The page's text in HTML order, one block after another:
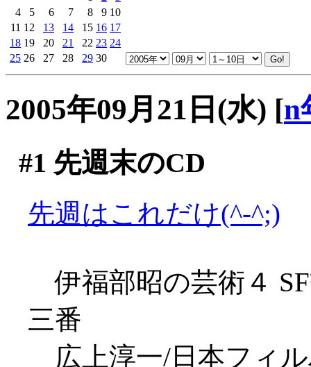
4
5 6 7 8 9 10
11 12 13 14 15 16 17
18 19 20 21 22 23 24
25 26 27 28 29 30
2005年09月21日(水) [n
#1 先週末のCD
先週はこれだけ(^-^;)
伊福部昭の芸術４
三番
広上淳一/日本フィ